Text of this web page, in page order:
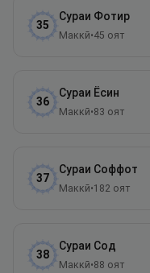
35
Сураи Фотир
Маккӣ•45 оят
36
Сураи Ёсин
Маккӣ•83 оят
37
Сураи Соффот
Маккӣ•182 оят
38
Сураи Сод
Маккӣ•88 оят